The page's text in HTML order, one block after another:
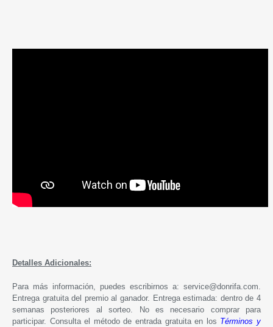
Detalles Adicionales:
Para más información, puedes escribirnos a: service@donrifa.com.
Entrega gratuita del premio al ganador. Entrega estimada: dentro de 4
semanas posteriores al sorteo. No es necesario comprar para
participar. Consulta el método de entrada gratuita en los Términos y